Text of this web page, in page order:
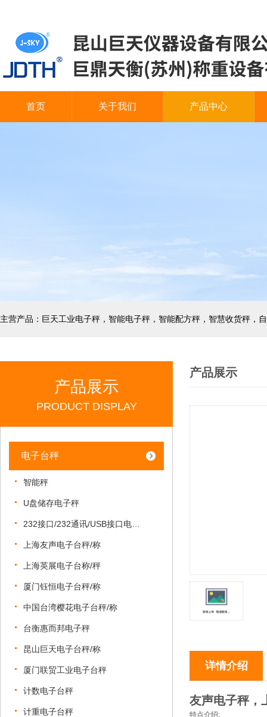
首页 关于我们 产品中心
产品展示
PRODUCT DISPLAY
电子台秤
智能秤
U盘储存电子秤
上海友声电子台秤/称
上海英展电子台称/秤
厦门钰恒电子台秤/称
中国台湾樱花电子台秤/称
台衡惠而邦电子秤
昆山巨天电子台秤/称
厦门联贸工业电子台秤
计数电子台秤
计重电子台秤
产品展示
详情介绍
友声电子秤，
特点介绍: